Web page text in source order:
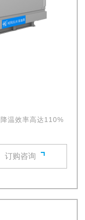
温效率高达110%
订购咨询